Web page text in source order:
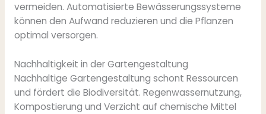
vermeiden. Automatisierte Bewässerungssysteme
können den Aufwand reduzieren und die Pflanzen
optimal versorgen.
Nachhaltigkeit in der Gartengestaltung
Nachhaltige Gartengestaltung schont Ressourcen
und fördert die Biodiversität. Regenwassernutzung,
Kompostierung und Verzicht auf chemische Mittel